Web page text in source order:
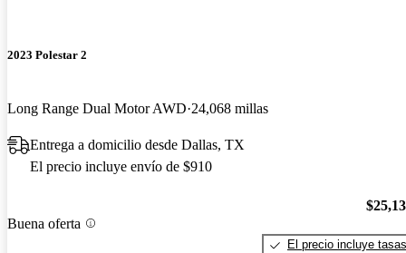
2023 Polestar 2
Long Range Dual Motor AWD 24,068 millas
Entrega a domicilio desde Dallas, TX
El precio incluye envío de $910
Buena oferta
El precio incluye tasas